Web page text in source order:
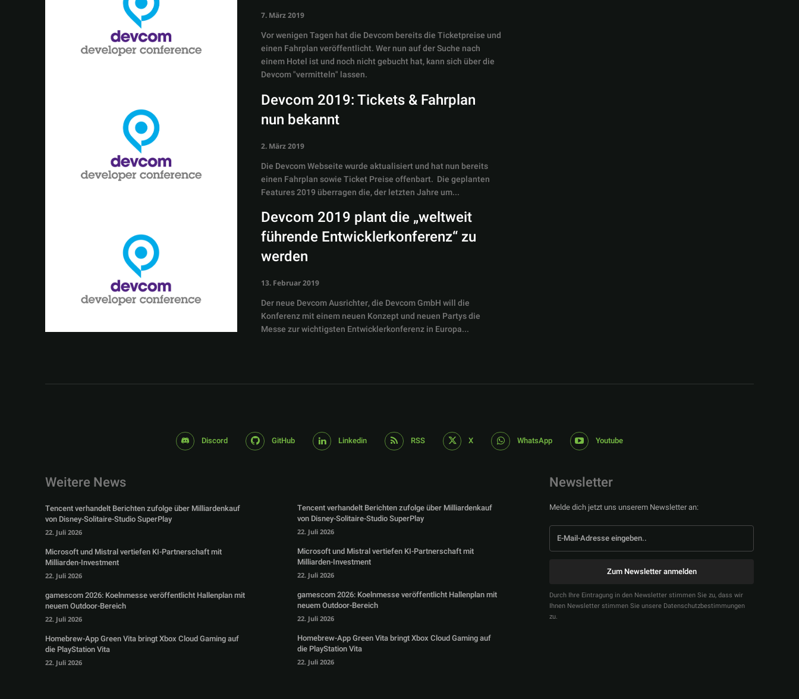
7. März 2019
Vor wenigen Tagen hat die Devcom bereits die Ticketpreise und
einen Fahrplan veröffentlicht. Wer nun auf der Suche nach
einem Hotel ist und noch nicht gebucht hat, kann sich über die
Devcom "vermitteln" lassen.
Devcom 2019: Tickets & Fahrplan
nun bekannt
2. März 2019
Die Devcom Webseite wurde aktualisiert und hat nun bereits
einen Fahrplan sowie Ticket Preise offenbart. Die geplanten
Features 2019 überragen die, der letzten Jahre um...
Devcom 2019 plant die „weltweit
führende Entwicklerkonferenz“ zu
werden
13. Februar 2019
Der neue Devcom Ausrichter, die Devcom GmbH will die
Konferenz mit einem neuen Konzept und neuen Partys die
Messe zur wichtigsten Entwicklerkonferenz in Europa...
Discord GitHub Linkedin RSS X WhatsApp Youtube
Weitere News
Tencent verhandelt Berichten zufolge über Milliardenkauf
von Disney-Solitaire-Studio SuperPlay
22. Juli 2026
Microsoft und Mistral vertiefen KI-Partnerschaft mit
Milliarden-Investment
22. Juli 2026
gamescom 2026: Koelnmesse veröffentlicht Hallenplan mit
neuem Outdoor-Bereich
22. Juli 2026
Homebrew-App Green Vita bringt Xbox Cloud Gaming auf
die PlayStation Vita
22. Juli 2026
Tencent verhandelt Berichten zufolge über Milliardenkauf
von Disney-Solitaire-Studio SuperPlay
22. Juli 2026
Microsoft und Mistral vertiefen KI-Partnerschaft mit
Milliarden-Investment
22. Juli 2026
gamescom 2026: Koelnmesse veröffentlicht Hallenplan mit
neuem Outdoor-Bereich
22. Juli 2026
Homebrew-App Green Vita bringt Xbox Cloud Gaming auf
die PlayStation Vita
22. Juli 2026
Newsletter
Melde dich jetzt uns unserem Newsletter an:
Zum Newsletter anmelden
Durch Ihre Eintragung in den Newsletter stimmen Sie zu, dass wir
Ihnen Newsletter stimmen Sie unsere Datenschutzbestimmungen
zu.